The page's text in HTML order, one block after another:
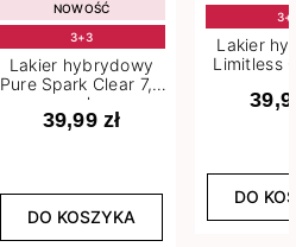
NOWOŚĆ
3+3
Lakier hybrydowy
Pure Spark Clear 7,2
ml
39,99 zł
DO KOSZYKA
Lakier
Limitless
DO